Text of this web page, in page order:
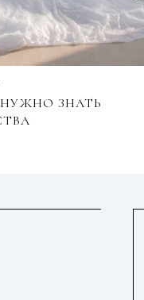
ЗНАТЬ